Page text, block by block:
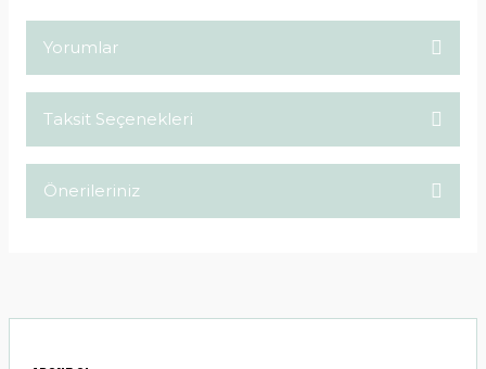
Yorumlar
Taksit Seçenekleri
Önerileriniz